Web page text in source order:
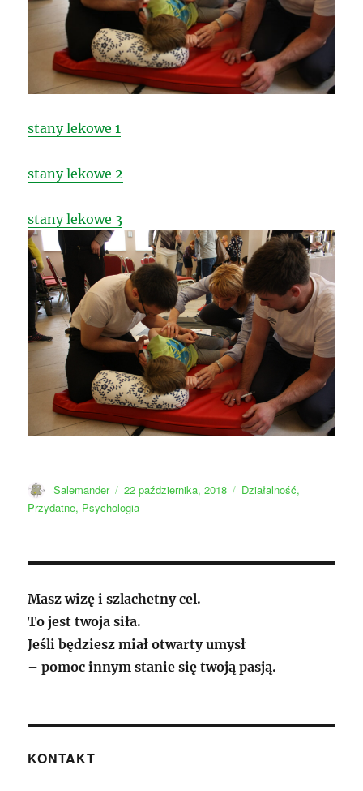
stany lekowe 1
stany lekowe 2
stany lekowe 3
Autor
Salemander
Data
publikacji
22 października, 2018 Kategorie
Działalność,
Przydatne, Psychologia
Masz wizę i szlachetny cel.
To jest twoja siła.
Jeśli będziesz miał otwarty umysł
– pomoc innym stanie się twoją pasją.
KONTAKT